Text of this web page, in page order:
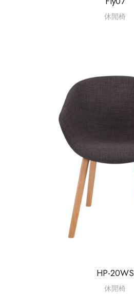
休閒椅
HP-20WS
休閒椅